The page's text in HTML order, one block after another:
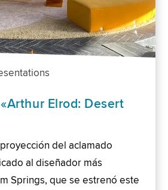
Elrod: Desert
del aclamado
al diseñador más
Springs, que se estrenó este